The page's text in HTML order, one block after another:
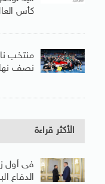
كأس
منتخب
نصف
الأكثر قراءة
فى أول
الدفاع